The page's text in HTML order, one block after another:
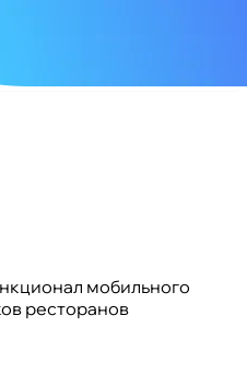
мобильного
ресторанов